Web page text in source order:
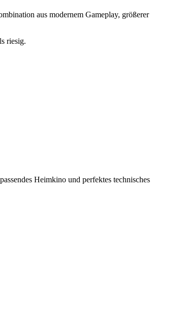
aus modernem Gameplay, größerer
riesig.
Heimkino und perfektes technisches